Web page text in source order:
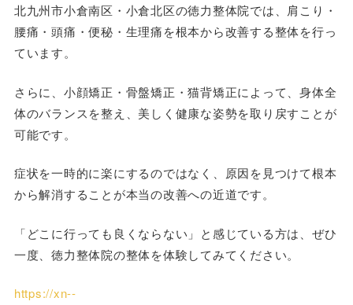
北九州市小倉南区・小倉北区の徳力整体院では、肩こり・
腰痛・頭痛・便秘・生理痛を根本から改善する整体を行っ
ています。
さらに、小顔矯正・骨盤矯正・猫背矯正によって、身体全
体のバランスを整え、美しく健康な姿勢を取り戻すことが
可能です。
症状を一時的に楽にするのではなく、原因を見つけて根本
から解消することが本当の改善への近道です。
「どこに行っても良くならない」と感じている方は、ぜひ
一度、徳力整体院の整体を体験してみてください。
https://xn--